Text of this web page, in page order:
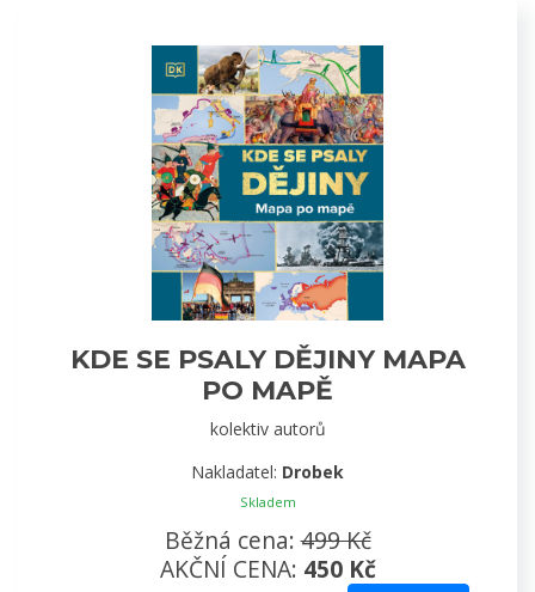
KDE SE PSALY DĚJINY MAPA
PO MAPĚ
kolektiv autorů
Nakladatel: Drobek
Skladem
Běžná cena:499 Kč
AKČNÍ CENA: 450 Kč